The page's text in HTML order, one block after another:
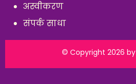
अस्वीकरण
संपर्क साधा
© Copyright 2026 by